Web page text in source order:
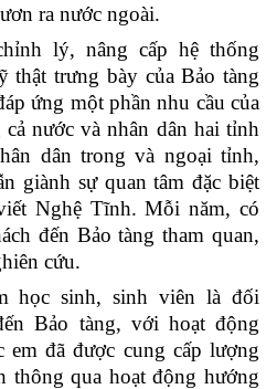
ra nước ngoài.
lý, nâng cấp hệ thống
thật trưng bày của Bảo tàng
ứng một phần nhu cầu của
nước và nhân dân hai tỉnh
dân trong và ngoại tỉnh,
giành sự quan tâm đặc biệt
Nghệ Tĩnh. Mỗi năm, có
đến Bảo tàng tham quan,
cứu.
học sinh, sinh viên là đối
Bảo tàng, với hoạt động
em đã được cung cấp lượng
thông qua hoạt động hướng